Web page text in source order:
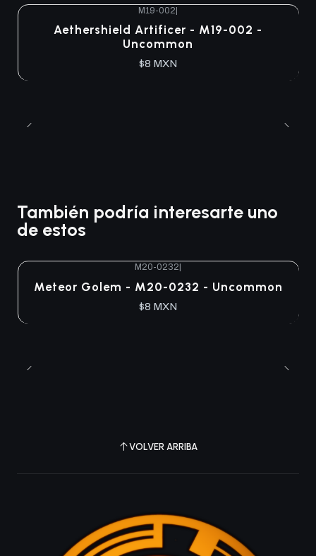
M19-002
Aethershield Artificer - M19-002 -
Uncommon
$8 MXN
También podría interesarte uno
de estos
M20-0232
Meteor Golem - M20-0232 - Uncommon
$8 MXN
VOLVER ARRIBA